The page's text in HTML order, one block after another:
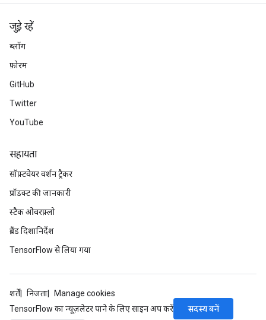
जुड़े रहें
ब्लॉग
फ़ोरम
GitHub
Twitter
YouTube
सहायता
सॉफ़्टवेयर वर्शन ट्रैकर
प्रॉडक्ट की जानकारी
स्टैक ओवरफ़्लो
ब्रैंड दिशानिर्देश
TensorFlow से लिया गया
शर्तें निजता
Manage cookies
TensorFlow का न्यूज़लेटर पाने के लिए साइन अप करें
सदस्य बनें